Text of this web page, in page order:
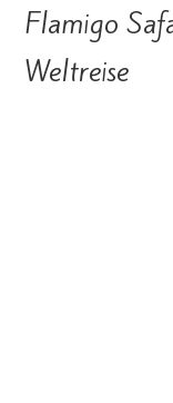
Flamigo
Weltreise